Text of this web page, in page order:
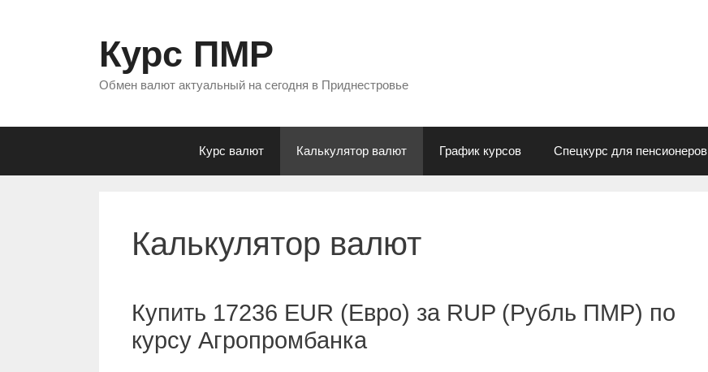
Курс ПМР
Обмен валют актуальный на сегодня в Приднестровье
Курс валют Калькулятор валют График курсов Спецкурс для пенсионеров
Калькулятор валют
Купить 17236 EUR (Евро) за RUP (Рубль ПМР) по
курсу Агропромбанка